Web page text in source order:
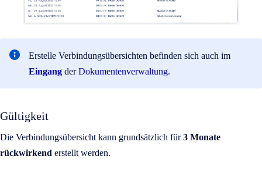
Erstelle Verbindungsübersichten befinden sich auch im
Eingang derDokumentenverwaltung.
Gültigkeit
Die Verbindungsübersicht kann grundsätzlich für3 Monate
rückwirkend erstellt werden.